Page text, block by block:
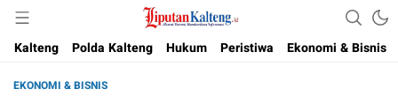
Liputan Kalteng
Akurat, Terpercaya & Independent
Kalteng
Polda Kalteng Hukum Peristiwa Ekonomi & Bisnis
EKONOMI & BISNIS